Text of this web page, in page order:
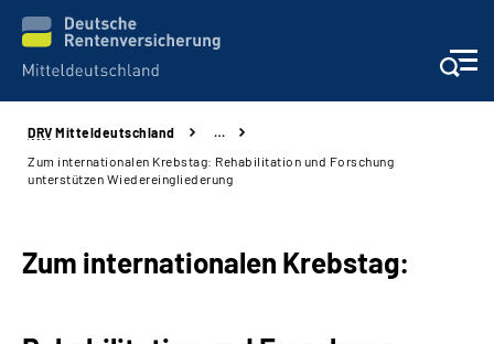
Aktuelles
Formulare
DRV Mitteldeutschland
…
Zum internationalen Krebstag: Rehabilitation und Forschung
unterstützen Wiedereingliederung
Zum internationalen Krebstag: